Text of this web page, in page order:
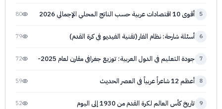
5 أقوى 10 اقتصادات عربية حسب الناتج المحلي الإجمالي 2026 80
6 أسئلة شارحة: نظام الفار (تقنية الفيديو في كرة القدم) 79
7
جودة التعليم في الدول العربية: توزيع جغرافي مقارن لعام 2025-
72
8 أعظم 12 شاعراً عربياً في العصر الحديث 59
9 تاريخ كأس العالم لكرة القدم من 1930 إلى اليوم 52